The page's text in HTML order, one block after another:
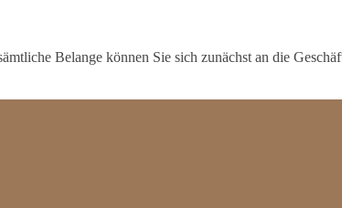
Belange können Sie sich zunächst an die